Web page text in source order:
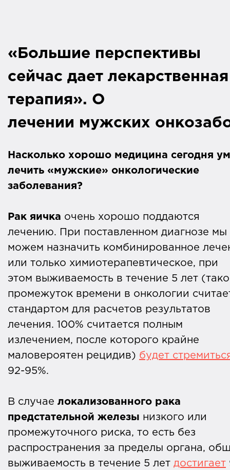
«Большие перспективы
сейчас дает лекарственная
терапия». О
лечении мужских
Насколько хорошо медицина сегодня
лечить «мужские» онкологические
заболевания?
Рак яичка очень хорошо поддаются
лечению. При поставленном диагнозе мы
можем назначить комбинированное
или только химиотерапевтическое, при
этом выживаемость в течение 5 лет
промежуток времени в онкологии
стандартом для расчетов результатов
лечения. 100% считается полным
излечением, после которого крайне
маловероятен рецидив) будет
92-95%.
В случае локализованного рака
предстательной железы низкого или
промежуточного риска, то есть без
распространения за пределы органа,
выживаемость в течение 5 лет достигает